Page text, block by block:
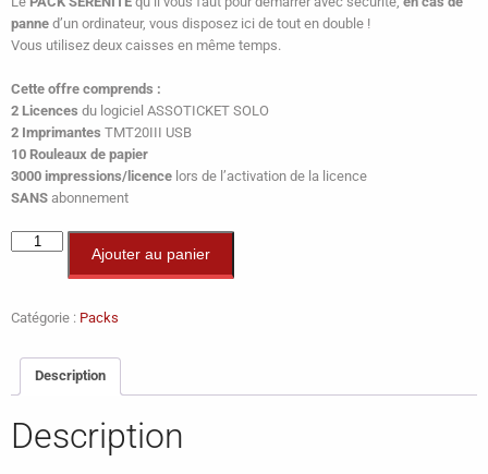
panne d’un ordinateur, vous disposez ici de tout en double !
Vous utilisez deux caisses en même temps.
Cette offre comprends :
2 Licences du logiciel ASSOTICKET SOLO
2 Imprimantes TMT20III USB
10 Rouleaux de papier
3000 impressions/licence lors de l’activation de la licence
SANS abonnement
Ajouter au panier
Catégorie : Packs
Description
Description